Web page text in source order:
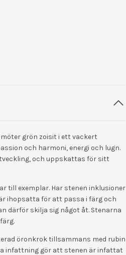
grön zoisit i ett vackert
och harmoni, energi och lugn.
och uppskattas för sitt
till exemplar. Har stenen inklusioner
ihopsatta för att passa i färg och
därför skilja sig något åt. Stenarna
öronkrok tillsammans med rubin
infattning gör att stenen är infattat